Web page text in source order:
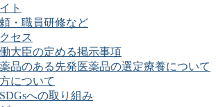
ト
・職員研修など
セス
大臣の定める掲示事項
品のある先発医薬品の選定療養について
について
への取り組み